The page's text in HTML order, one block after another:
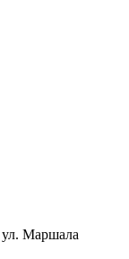
Маршала